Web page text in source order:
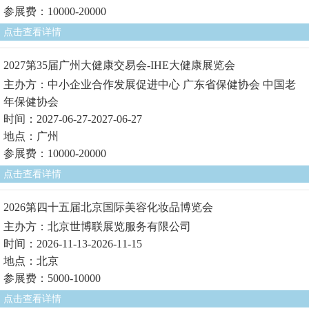
参展费：10000-20000
点击查看详情
2027第35届广州大健康交易会-IHE大健康展览会
主办方：中小企业合作发展促进中心 广东省保健协会 中国老
年保健协会
时间：2027-06-27-2027-06-27
地点：广州
参展费：10000-20000
点击查看详情
2026第四十五届北京国际美容化妆品博览会
主办方：北京世博联展览服务有限公司
时间：2026-11-13-2026-11-15
地点：北京
参展费：5000-10000
点击查看详情